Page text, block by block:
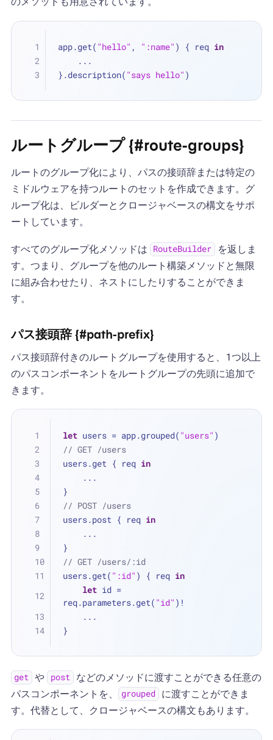
app.get( "hello" , ":name" ) { req in
...
}.description( "says hello" )
ルートグループ {#route-groups}
ルートのグループ化により、パスの接頭辞または特定の
ミドルウェアを持つルートのセットを作成できます。グ
ループ化は、ビルダーとクロージャベースの構文をサポ
ートしています。
すべてのグループ化メソッドは RouteBuilder
を返しま
す。つまり、グループを他のルート構築メソッドと無限
に組み合わせたり、ネストにしたりすることができま
す。
パス接頭辞 {#path-prefix}
パス接頭辞付きのルートグループを使用すると、1つ以上
のパスコンポーネントをルートグループの先頭に追加で
きます。
let users = app.grouped( "users" )
// GET /users
users.get { req in
...
}
// POST /users
users.post { req in
...
}
// GET /users/:id
users.get( ":id" ) { req in
let id =
req.parameters.get( "id" ) !
...
}
get や post
などのメソッドに渡すことができる任意の
パスコンポーネントを、
grouped
に渡すことができま
す。代替として、クロージャベースの構文もあります。